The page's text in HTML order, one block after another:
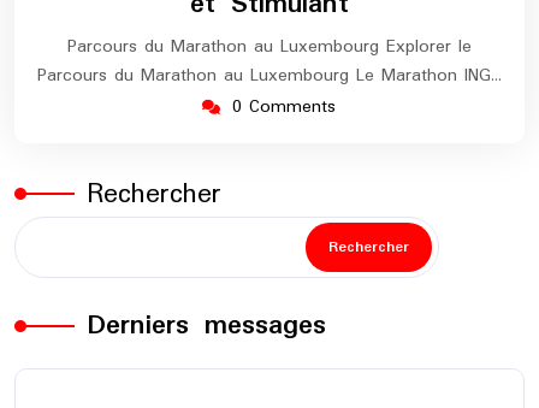
Parcours du Marathon au Luxembourg Explorer le
Parcours du Marathon au Luxembourg Le Marathon ING…
0 Comments
Rechercher
Rechercher
Derniers messages